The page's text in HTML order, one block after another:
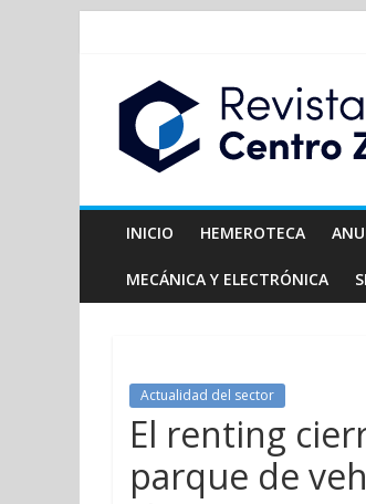
INICIO HEMEROTECA
MECÁNICA Y ELECTRÓNICA
Actualidad del sector
El renting
parque de